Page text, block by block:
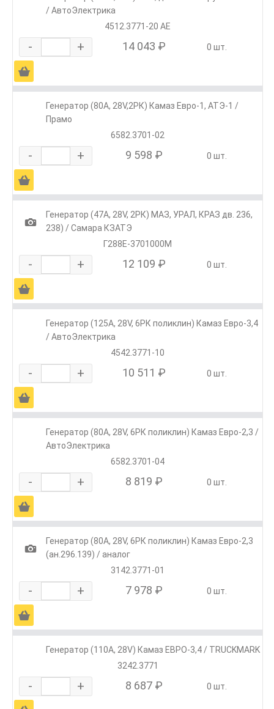
/ АвтоЭлектрика
4512.3771-20 АЕ
- + 14 043 ₽ 0 шт.
Ä
Генератор (80А, 28V,2РК) Камаз Евро-1, АТЭ-1 /
Прамо
6582.3701-02
- + 9 598 ₽ 0 шт.
Ä
1
Генератор (47А, 28V, 2РК) МАЗ, УРАЛ, КРАЗ дв. 236,
238) / Самара КЗАТЭ
Г288Е-3701000М
- + 12 109 ₽ 0 шт.
Ä
Генератор (125А, 28V, 6РК поликлин) Камаз Евро-3,4
/ АвтоЭлектрика
4542.3771-10
- + 10 511 ₽ 0 шт.
Ä
Генератор (80А, 28V, 6РК поликлин) Камаз Евро-2,3 /
АвтоЭлектрика
6582.3701-04
- + 8 819 ₽ 0 шт.
Ä
1
Генератор (80А, 28V, 6РК поликлин) Камаз Евро-2,3
(ан.296.139) / аналог
3142.3771-01
- + 7 978 ₽ 0 шт.
Ä
Генератор (110А, 28V) Камаз ЕВРО-3,4 / TRUCKMARK
3242.3771
- + 8 687 ₽ 0 шт.